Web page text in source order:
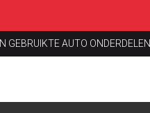
IN GEBRUIKTE AUTO ONDERDELEN